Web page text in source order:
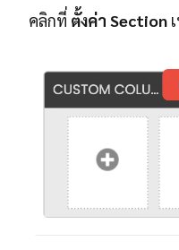
คลิกที่ ตั้งค่า Section